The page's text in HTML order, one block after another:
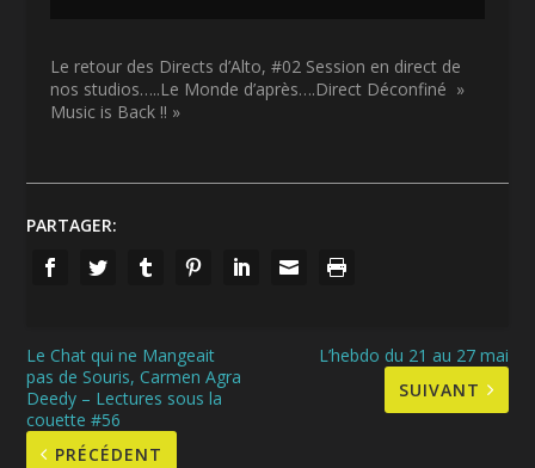
Le retour des Directs d’Alto, #02 Session en direct de
nos studios…..Le Monde d’après….Direct Déconfiné »
Music is Back !! »
PARTAGER:
Le Chat qui ne Mangeait
pas de Souris, Carmen Agra
Deedy – Lectures sous la
couette #56
PRÉCÉDENT
L’hebdo du 21 au 27 mai
SUIVANT